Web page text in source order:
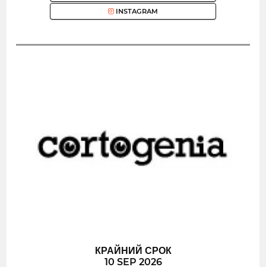
INSTAGRAM
КРАЙНИЙ СРОК
10 SEP 2026